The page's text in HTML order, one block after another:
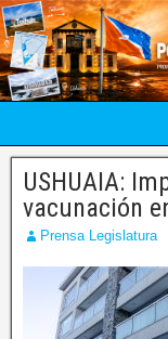
USHUAIA:
vacunación
Prensa Legislatura